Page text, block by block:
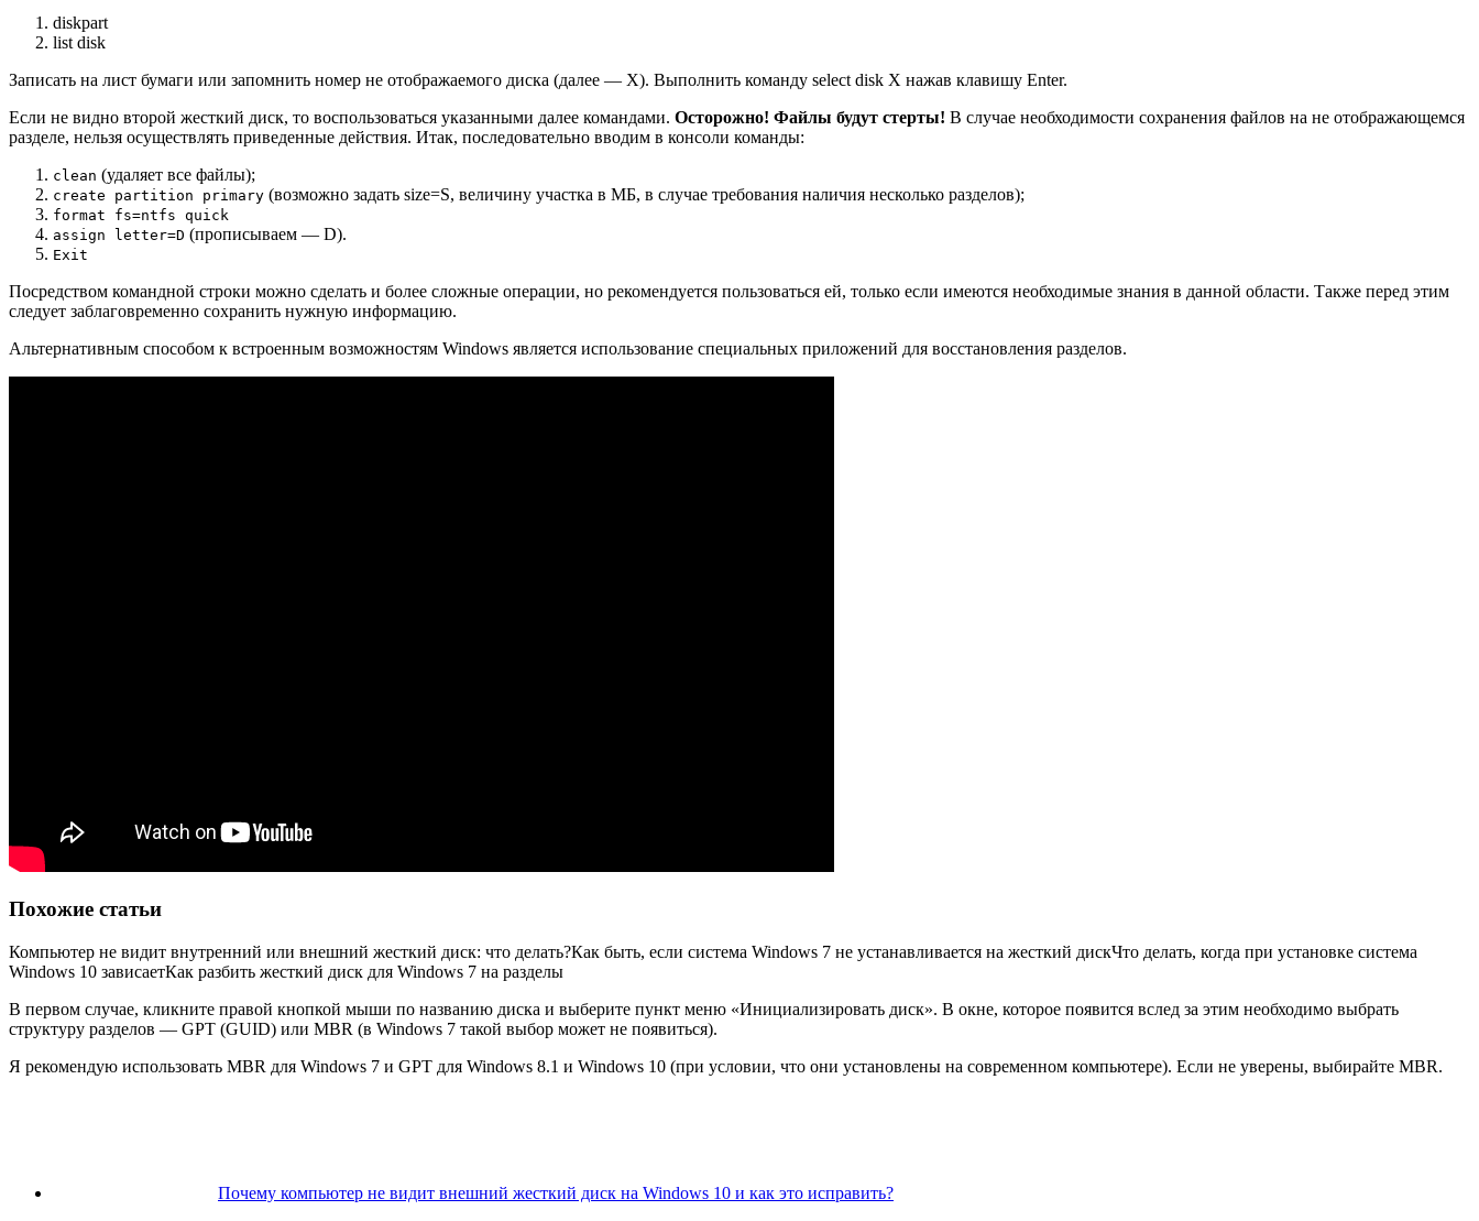
diskpart
list disk
Записать на лист бумаги или запомнить номер не отображаемого диска (далее — Х). Выполнить команду select disk Х нажав клавишу Enter.
Если не видно второй жесткий диск, то воспользоваться указанными далее командами. Осторожно! Файлы будут стерты! В случае необходимости сохранения файлов на не отображающемся
разделе, нельзя осуществлять приведенные действия. Итак, последовательно вводим в консоли команды:
clean (удаляет все файлы);
create partition primary (возможно задать size=S, величину участка в МБ, в случае требования наличия несколько разделов);
format fs=ntfs quick
assign letter=D (прописываем — D).
Exit
Посредством командной строки можно сделать и более сложные операции, но рекомендуется пользоваться ей, только если имеются необходимые знания в данной области. Также перед этим
следует заблаговременно сохранить нужную информацию.
Альтернативным способом к встроенным возможностям Windows является использование специальных приложений для восстановления разделов.
Похожие статьи
Компьютер не видит внутренний или внешний жесткий диск: что делать?Как быть, если система Windows 7 не устанавливается на жесткий дискЧто делать, когда при установке система
Windows 10 зависаетКак разбить жесткий диск для Windows 7 на разделы
В первом случае, кликните правой кнопкой мыши по названию диска и выберите пункт меню «Инициализировать диск». В окне, которое появится вслед за этим необходимо выбрать
структуру разделов — GPT (GUID) или MBR (в Windows 7 такой выбор может не появиться).
Я рекомендую использовать MBR для Windows 7 и GPT для Windows 8.1 и Windows 10 (при условии, что они установлены на современном компьютере). Если не уверены, выбирайте MBR.
Почему компьютер не видит внешний жесткий диск на Windows 10 и как это исправить?